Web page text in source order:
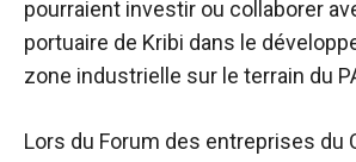
pourraient investir ou collaborer
portuaire de Kribi dans le
zone industrielle sur le terrain du
Lors du Forum des entreprises du